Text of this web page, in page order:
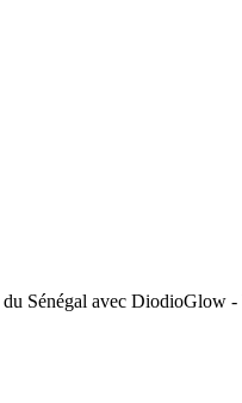
Sénégal avec DiodioGlow